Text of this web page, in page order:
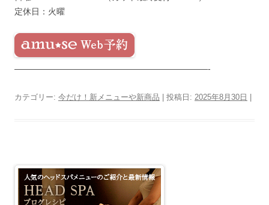
定休日：火曜
———————————————————————-
カテゴリー: 今だけ！新メニューや新商品 | 投稿日: 2025年8月30日